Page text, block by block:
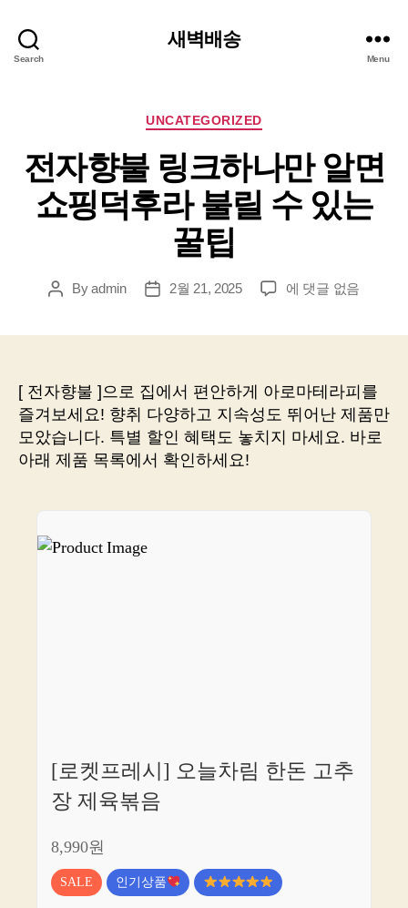
Search
새벽배송
Menu
Categories
UNCATEGORIZED
전자향불 링크하나만 알면
쇼핑덕후라 불릴 수 있는
꿀팁
PostByadmin
Post2월 21, 2025
전
크
하
나
만
쇼
에 댓글 없음
[ 전자향불 ]으로 집에서 편안하게 아로마테라피를
즐겨보세요! 향취 다양하고 지속성도 뛰어난 제품만
모았습니다. 특별 할인 혜택도 놓치지 마세요. 바로
아래 제품 목록에서 확인하세요!
[로켓프레시] 오늘차림 한돈 고추
장 제육볶음
8,990원
SALE 인기상품